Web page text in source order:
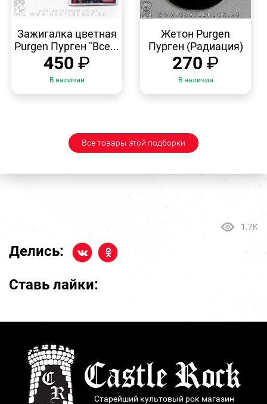
ПРОСМОТР
Зажигалка цветная
Purgen Пурген "Все...
450 ₽
В наличии
ПРОСМОТР
Жетон Purgen
Пурген (Радиация)
270 ₽
В наличии
Все товары этой подборки
1.7K
Делись:
Ставь лайки:
Старейший культовый рок магазин